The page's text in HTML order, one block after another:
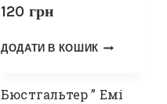
120 грн
ДОДАТИ В КОШИК
Бюстгальтер ” Емі